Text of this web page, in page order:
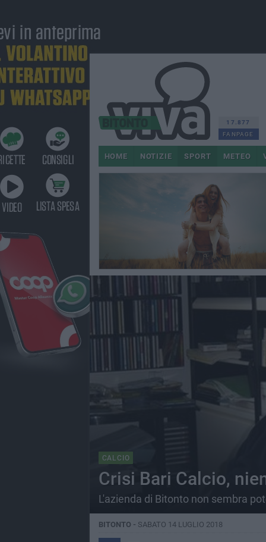
17.877
FANPAGE
HOME NOTIZIE SPORT METEO
CALCIO
Crisi Bari Calcio,
L'azienda di Bitonto non sembra
BITONTO - SABATO 14 LUGLIO 2018